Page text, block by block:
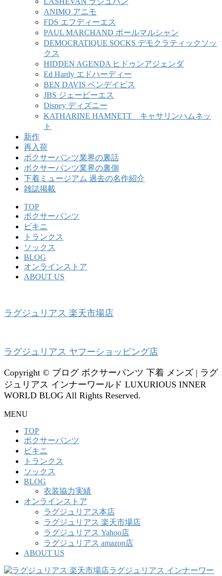
ANIMO アニモ
FDS エフディーエス
PAUL MARCHAND ポールマルシャン
DEMOCRATIQUE SOCKS デモクラティックソッ
クス
HIDDEN AGENDA ヒドゥンアジェンダ
Ed Hardy エドハーディー
BEN DAVIS ベンデイビス
JBS ジェービーエス
Disney ディズニー
KATHARINE HAMNETT キャサリンハムネッ
ト
新作
再入荷
ボクサーパンツ業界の裏話
ボクサーパンツ業界の裏側
下着ミュージアム 過去の名作紹介
雑誌掲載
TOP
ボクサーパンツ
ビキニ
トランクス
ソックス
BLOG
オンラインストア
ABOUT US
ラグジュリアス 楽天市場店
ラグジュリアス ヤフーショッピング店
Copyright © ブログ ボクサーパンツ 下着 メンズ | ラグ
ジュリアス インナーワールド LUXURIOUS INNER
WORLD BLOG All Rights Reserved.
MENU
TOP
ボクサーパンツ
ビキニ
トランクス
ソックス
BLOG
衣装協力実績
オンラインストア
ラグジュリアス本店
ラグジュリアス 楽天市場店
ラグジュリアス Yahoo店
ラグジュリアス amazon店
ABOUT US
ラグジュリアス インナーワー